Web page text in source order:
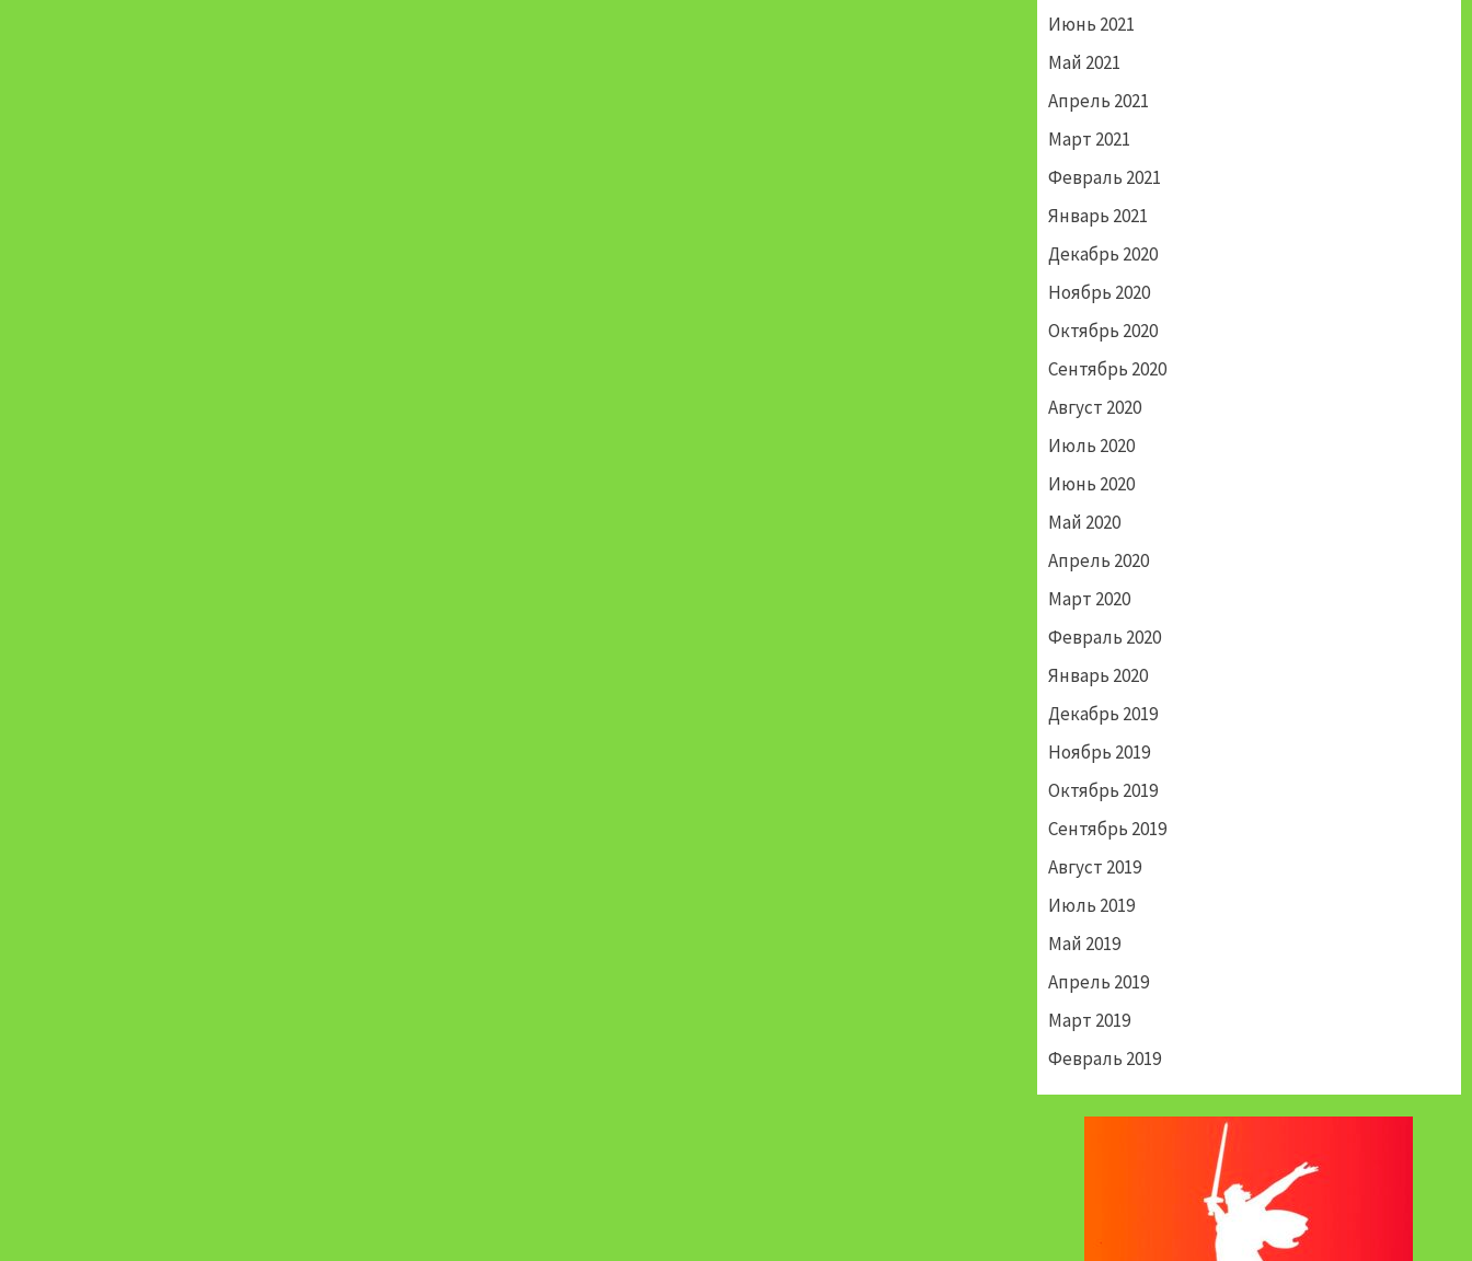
Июнь 2021
Май 2021
Апрель 2021
Март 2021
Февраль 2021
Январь 2021
Декабрь 2020
Ноябрь 2020
Октябрь 2020
Сентябрь 2020
Август 2020
Июль 2020
Июнь 2020
Май 2020
Апрель 2020
Март 2020
Февраль 2020
Январь 2020
Декабрь 2019
Ноябрь 2019
Октябрь 2019
Сентябрь 2019
Август 2019
Июль 2019
Май 2019
Апрель 2019
Март 2019
Февраль 2019